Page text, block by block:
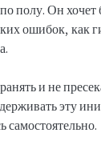
полу. Он
ошибок, как
и не
эту
самостоятельно.